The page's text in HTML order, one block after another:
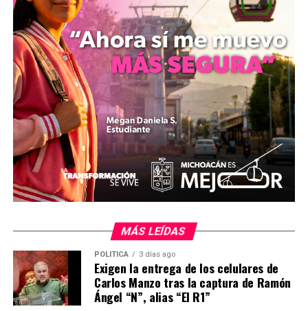
productores, con el objetivo de aportar un valor
agregado al fruto en el extranjero.
En el acto también estuvieron presentes el secretario de
Desarrollo Económico de Michoacán, Claudio Méndez; el
presidente de la APEAM, Raúl Martínez Pulido; el
presidente de la UDECAM, Miguel Melgoza Radillo; y el
presidente del Consejo Directivo de Productores y
Empacadores de Aguacate A.C., Rafael Paz Vega.
mizitacuaro
MÁS LEÍDAS
POLÍTICA 3 días ago
Exigen la entrega de los celulares de
Carlos Manzo tras la captura de Ramón
Ángel “N”, alias “El R1”